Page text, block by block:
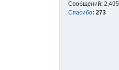
Сообщений: 2,495
Спасибо: 273